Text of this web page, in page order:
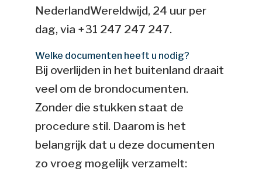
NederlandWereldwijd, 24 uur per
dag, via +31 247 247 247.
Welke documenten heeft u nodig?
Bij overlijden in het buitenland draait
veel om de brondocumenten.
Zonder die stukken staat de
procedure stil. Daarom is het
belangrijk dat u deze documenten
zo vroeg mogelijk verzamelt: